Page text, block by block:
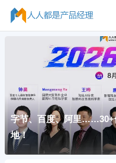
字节、百度、阿里……30+
地！